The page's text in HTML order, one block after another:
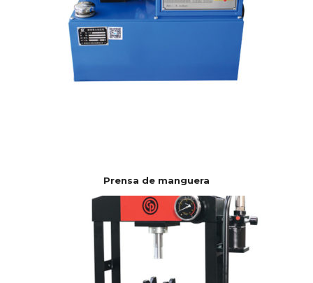
Prensa de manguera